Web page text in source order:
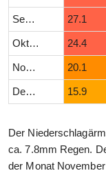
September 27.1
Oktober 24.4
November 20.1
Dezember 15.9
Der
ca. 7.8mm Regen.
der Monat